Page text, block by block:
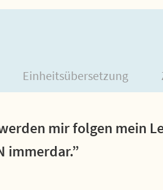
Einheitsübersetzung
mir folgen mein
immerdar.”